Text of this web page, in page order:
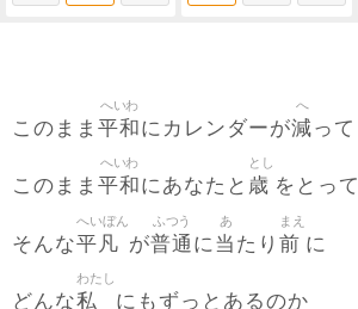
このまま 平和
へいわ
にカレンダーが減
へ
って
このまま 平和
へいわ
にあなたと 歳
とし
をとって
そんな平凡
へいぼん
が普通
ふつう
に当
あ
たり 前
まえ
に
どんな私
わたし
にもずっとあるのか